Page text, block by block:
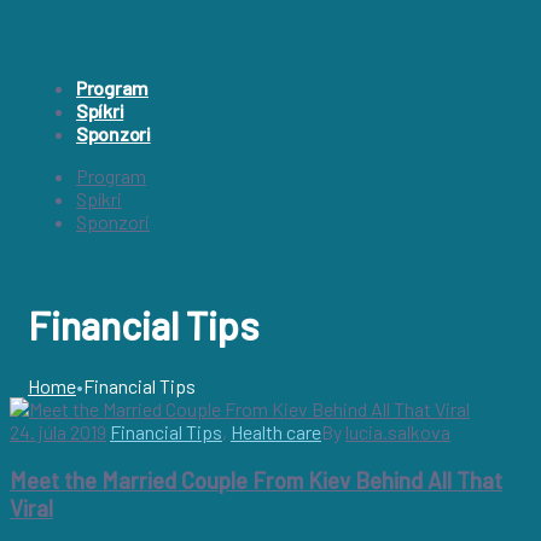
Program
Spíkri
Sponzori
Program
Spíkri
Sponzori
Financial Tips
Home•Financial Tips
Kategória:
Financial
Tips
24. júla 2019 Financial Tips, Health careBy lucia.salkova
Meet the Married Couple From Kiev Behind All That
Viral